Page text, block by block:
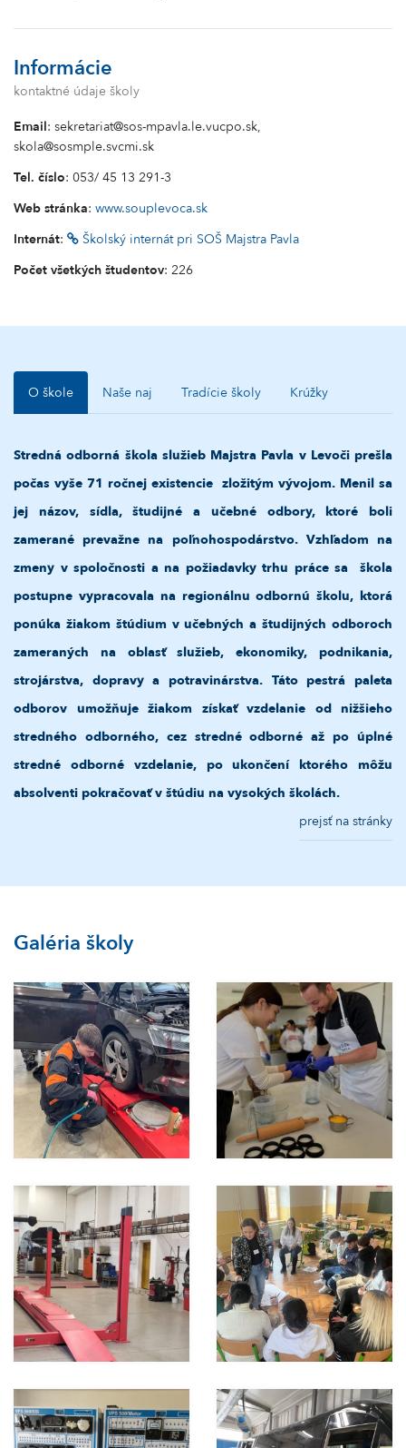
Informácie
kontaktné údaje školy
Email: sekretariat@sos-mpavla.le.vucpo.sk,
skola@sosmple.svcmi.sk
Tel. číslo: 053/ 45 13 291-3
Web stránka: www.souplevoca.sk
Internát:
Školský internát pri SOŠ Majstra Pavla
Počet všetkých študentov: 226
O škole Naše naj Tradície školy Krúžky
Stredná odborná škola služieb Majstra Pavla v Levoči prešla
počas vyše 71 ročnej existencie zložitým vývojom. Menil sa
jej názov, sídla, študijné a učebné odbory, ktoré boli
zamerané prevažne na poľnohospodárstvo. Vzhľadom na
zmeny v spoločnosti a na požiadavky trhu práce sa škola
postupne vypracovala na regionálnu odbornú školu, ktorá
ponúka žiakom štúdium v učebných a študijných odboroch
zameraných na oblasť služieb, ekonomiky, podnikania,
strojárstva, dopravy a potravinárstva. Táto pestrá paleta
odborov umožňuje žiakom získať vzdelanie od nižšieho
stredného odborného, cez stredné odborné až po úplné
stredné odborné vzdelanie, po ukončení ktorého môžu
absolventi pokračovať v štúdiu na vysokých školách.
prejsť na stránky
Galéria školy